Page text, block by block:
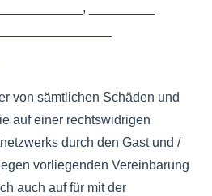
_________
von sämtlichen Schäden und
auf einer rechtswidrigen
durch den Gast und /
vorliegenden Vereinbarung
auch auf für mit der